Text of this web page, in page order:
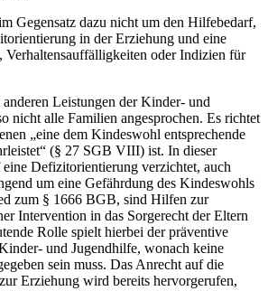
Gegensatz dazu nicht um den Hilfebedarf,
in der Erziehung und eine
Verhaltensauffälligkeiten oder Indizien für
Leistungen der Kinder- und
nicht alle Familien angesprochen. Es richtet
„eine dem Kindeswohl entsprechende
(§ 27 SGB VIII) ist. In dieser
Defizitorientierung verzichtet, auch
um eine Gefährdung des Kindeswohls
zum § 1666 BGB, sind Hilfen zur
Intervention in das Sorgerecht der Eltern
Rolle spielt hierbei der präventive
und Jugendhilfe, wonach keine
sein muss. Das Anrecht auf die
Erziehung wird bereits hervorgerufen,